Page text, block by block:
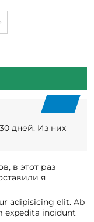
дней. Из них
в этот раз
доставили я
adipisicing elit. Ab